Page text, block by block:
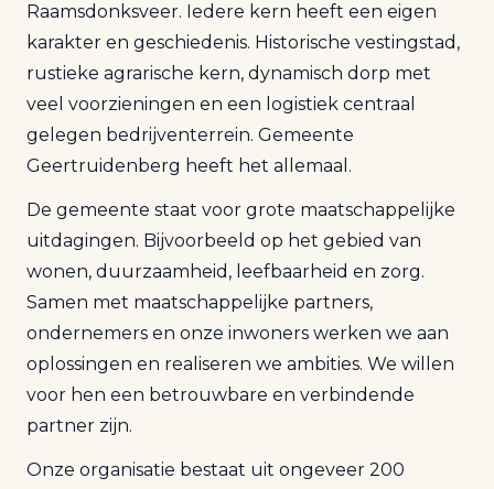
Raamsdonksveer. Iedere kern heeft een eigen
karakter en geschiedenis. Historische vestingstad,
rustieke agrarische kern, dynamisch dorp met
veel voorzieningen en een logistiek centraal
gelegen bedrijventerrein. Gemeente
Geertruidenberg heeft het allemaal.
De gemeente staat voor grote maatschappelijke
uitdagingen. Bijvoorbeeld op het gebied van
wonen, duurzaamheid, leefbaarheid en zorg.
Samen met maatschappelijke partners,
ondernemers en onze inwoners werken we aan
oplossingen en realiseren we ambities. We willen
voor hen een betrouwbare en verbindende
partner zijn.
Onze organisatie bestaat uit ongeveer 200